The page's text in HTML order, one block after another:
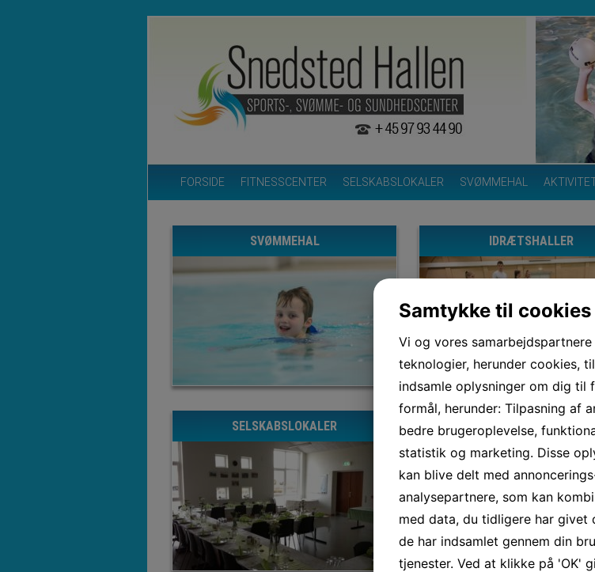
FORSIDE FITNESSCENTER SELSKABSLOKALER SVØMMEHAL
SVØMMEHAL IDRÆTSHALLER
SELSKABSLOKALER SPORTSCAFEEN
Samtykke til cookies
Vi og vores
teknologier, herunder cookies,
indsamle oplysninger om dig til
formål, herunder: Tilpasning af
bedre brugeroplevelse,
statistik og marketing. Disse
kan blive delt med
analysepartnere, som kan
med data, du tidligere har givet
de har indsamlet gennem din
tjenester. Ved at klikke på 'OK'